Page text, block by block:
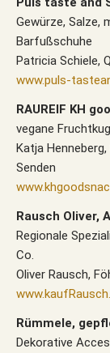
Gewürze, Salze,
Barfußschuhe
Patricia Schiele,
www.puls-
RAUREIF KH
vegane
Katja
Senden
Rausch Oliver,
Regionale
Co.
Oliver Rausch,
Rümmele,
Dekorative